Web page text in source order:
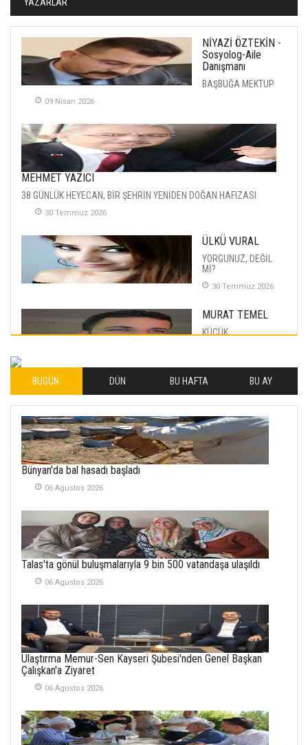
NİYAZİ ÖZTEKİN -
Sosyolog-Aile
Danışmanı
BAŞBUĞA MEKTUP
09 Nisan 2026
MEHMET YAZICI
38 GÜNLÜK HEYECAN, BİR ŞEHRİN YENİDEN DOĞAN HAFIZASI
30 Temmuz 2026
ÜLKÜ VURAL
YORGUNUZ, DEĞİL
Mİ?
30 Temmuz 2026
MURAT TEMEL
KÜÇÜK
İLHAN YILMAZ
SOFRADA AYRIMCILIK
VAR
26 Subat 2026
METİN ERTEM
21 Haziran 2026
SEMRA ŞAHİN
KENDİNE UYANMAK
Merve Şimşek
İlgi Alanlarımız ve Biz
02 Ekim 2025
Rizespor’la Nihayet 3
puana Ulaştı
01 Mayis 2026
BUGÜN DÜN BU HAFTA BU AY
Bünyan'da bal hasadı başladı
06 Agustos 2026
Talas'ta gönül buluşmalarıyla 9 bin 500 vatandaşa ulaşıldı
06 Agustos 2026
Ulaştırma Memur-Sen Kayseri Şubesi'nden Genel Başkan
Çalışkan'a Ziyaret
06 Agustos 2026